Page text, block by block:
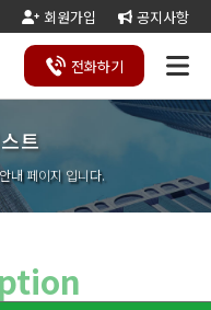
회원가입 공지사항
전화하기
조직
도 는
길
기타공
사업
공사업 정보통신
공사업
조성사부동산개
발업
차
양도
양수
절차
업
단 공
능
력
가
·
합
잔고
증명
법시
행규
칙
서식
세무
계산
기
트
내 페이지 입니다.